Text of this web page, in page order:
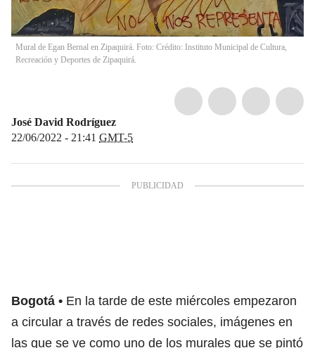
Mural de Egan Bernal en Zipaquirá. Foto: Crédito: Instituto Municipal de Cultura,
Recreación y Deportes de Zipaquirá.
José David Rodríguez
22/06/2022 - 21:41 GMT-5
Bogotá
En la tarde de este miércoles empezaron
a circular a través de redes sociales, imágenes en
las que se ve como uno de los murales que se pintó